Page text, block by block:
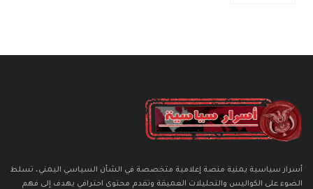
أسرار سياسية يمنية منصة إعلامية متخصصة في الشأن السياسي اليمني، تسلط
الضوء على الكواليس والتحليلات العميقة وتقدم محتوى احترافي يهدف إلى فهم